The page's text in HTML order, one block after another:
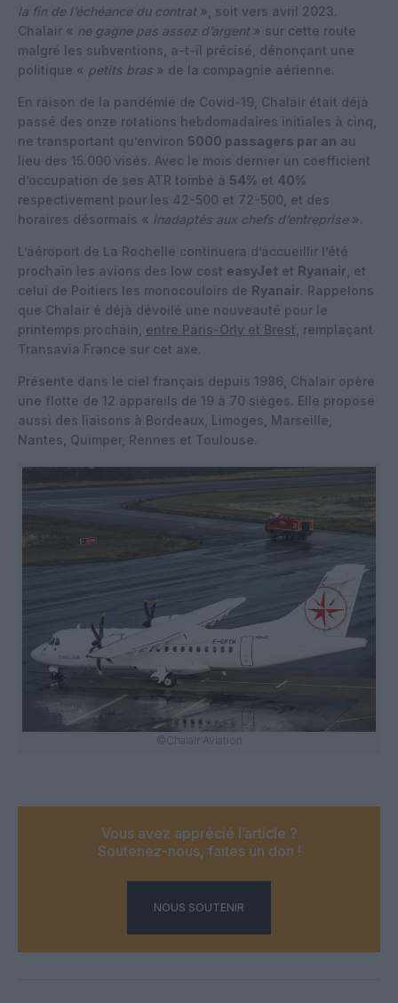
la fin de l’échéance du contrat », soit vers avril 2023.
Chalair « ne gagne pas assez d’argent » sur cette route
malgré les subventions, a-t-il précisé, dénonçant une
politique « petits bras » de la compagnie aérienne.
En raison de la pandémie de Covid-19, Chalair était déjà
passé des onze rotations hebdomadaires initiales à cinq,
ne transportant qu’environ 5000 passagers par an au
lieu des 15.000 visés. Avec le mois dernier un coefficient
d’occupation de ses ATR tombé à 54% et 40%
respectivement pour les 42-500 et 72-500, et des
horaires désormais « inadaptés aux chefs d’entreprise ».
L’aéroport de La Rochelle continuera d’accueillir l’été
prochain les avions des low cost easyJet et Ryanair , et
celui de Poitiers les monocouloirs de Ryanair. Rappelons
que Chalair é déjà dévoilé une nouveauté pour le
printemps prochain, entre Paris-Orly et Brest , remplaçant
Transavia France sur cet axe.
Présente dans le ciel français depuis 1986, Chalair opère
une flotte de 12 appareils de 19 à 70 sièges. Elle propose
aussi des liaisons à Bordeaux, Limoges, Marseille,
Nantes, Quimper, Rennes et Toulouse.
©Chalair Aviation
Vous avez apprécié l’article ?
Soutenez-nous, faites un don !
NOUS SOUTENIR